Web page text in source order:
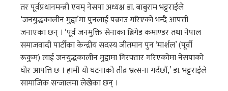
तर पूर्वप्रधानमन्त्री एवम् नेसपा अध्यक्ष डा. बाबुराम भट्टराईले
‘जनयुद्धकालीन मुद्दा’मा पुनलाई पक्राउ गरिएको भन्दै आपत्ती
जनाएका छन् । ‘पूर्व जनमुक्ति सेनाका ब्रिगेड कमाण्डर तथा नेपाल
समाजवादी पार्टीका केन्द्रीय सदस्य जीतमान पुन ‘मार्शल’ (पूर्वी
रूकुम) लाई जनयुद्धकालीन मुद्दामा गिरफ्तार गरिएकोमा नेसपाको
घोर आपत्ति छ । हामी यो घटनाको तीव्र भ्रत्सना गर्दछौं,’ डा. भट्टराईले
सामाजिक सन्जालमा लेखेका छन् ।